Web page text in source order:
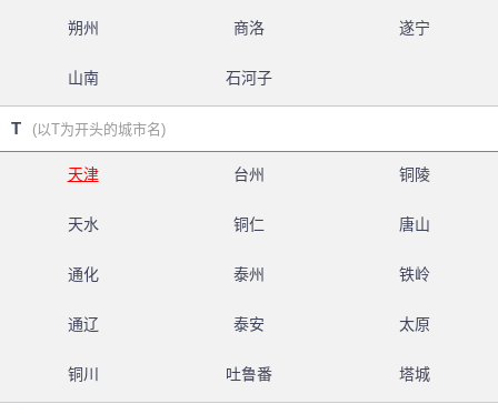
朔州 商洛 遂宁
山南 石河子
T (以T为开头的城市名)
天津 台州 铜陵
天水 铜仁 唐山
通化 泰州 铁岭
通辽 泰安 太原
铜川 吐鲁番 塔城